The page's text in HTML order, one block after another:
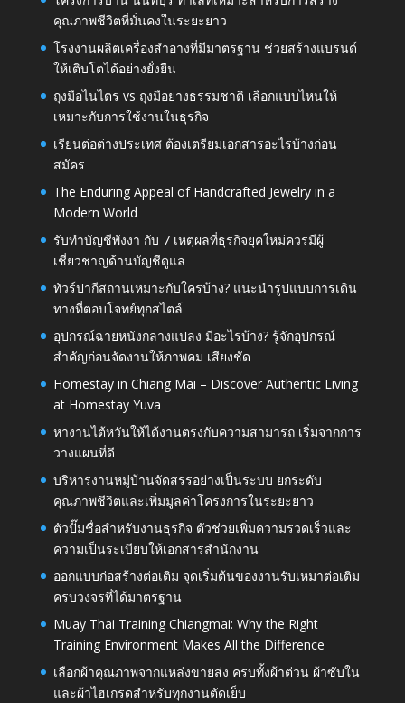
คุณภาพชีวิตที่มั่นคงในระยะยาว
โรงงานผลิตเครื่องสำอางที่มีมาตรฐาน ช่วยสร้างแบรนด์
ให้เติบโตได้อย่างยั่งยืน
ถุงมือไนไตร vs ถุงมือยางธรรมชาติ เลือกแบบไหนให้
เหมาะกับการใช้งานในธุรกิจ
เรียนต่อต่างประเทศ ต้องเตรียมเอกสารอะไรบ้างก่อน
สมัคร
The Enduring Appeal of Handcrafted Jewelry in a
Modern World
รับทำบัญชีพังงา กับ 7 เหตุผลที่ธุรกิจยุคใหม่ควรมีผู้
เชี่ยวชาญด้านบัญชีดูแล
ทัวร์ปากีสถานเหมาะกับใครบ้าง? แนะนำรูปแบบการเดิน
ทางที่ตอบโจทย์ทุกสไตล์
อุปกรณ์ฉายหนังกลางแปลง มีอะไรบ้าง? รู้จักอุปกรณ์
สำคัญก่อนจัดงานให้ภาพคม เสียงชัด
Homestay in Chiang Mai – Discover Authentic Living
at Homestay Yuva
หางานไต้หวันให้ได้งานตรงกับความสามารถ เริ่มจากการ
วางแผนที่ดี
บริหารงานหมู่บ้านจัดสรรอย่างเป็นระบบ ยกระดับ
คุณภาพชีวิตและเพิ่มมูลค่าโครงการในระยะยาว
ตัวปั๊มชื่อสำหรับงานธุรกิจ ตัวช่วยเพิ่มความรวดเร็วและ
ความเป็นระเบียบให้เอกสารสำนักงาน
ออกแบบก่อสร้างต่อเติม จุดเริ่มต้นของงานรับเหมาต่อเติม
ครบวงจรที่ได้มาตรฐาน
Muay Thai Training Chiangmai: Why the Right
Training Environment Makes All the Difference
เลือกผ้าคุณภาพจากแหล่งขายส่ง ครบทั้งผ้าต่วน ผ้าซับใน
และผ้าไฮเกรดสำหรับทุกงานตัดเย็บ